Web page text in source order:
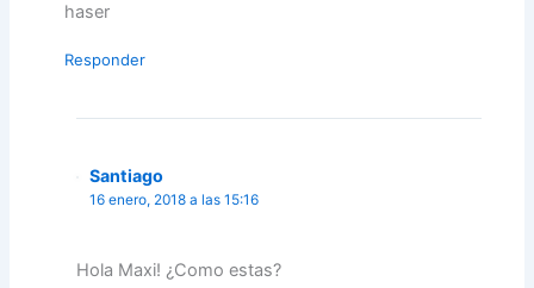
haser
Responder
Santiago
16 enero, 2018 a las 15:16
Hola Maxi! ¿Como estas?